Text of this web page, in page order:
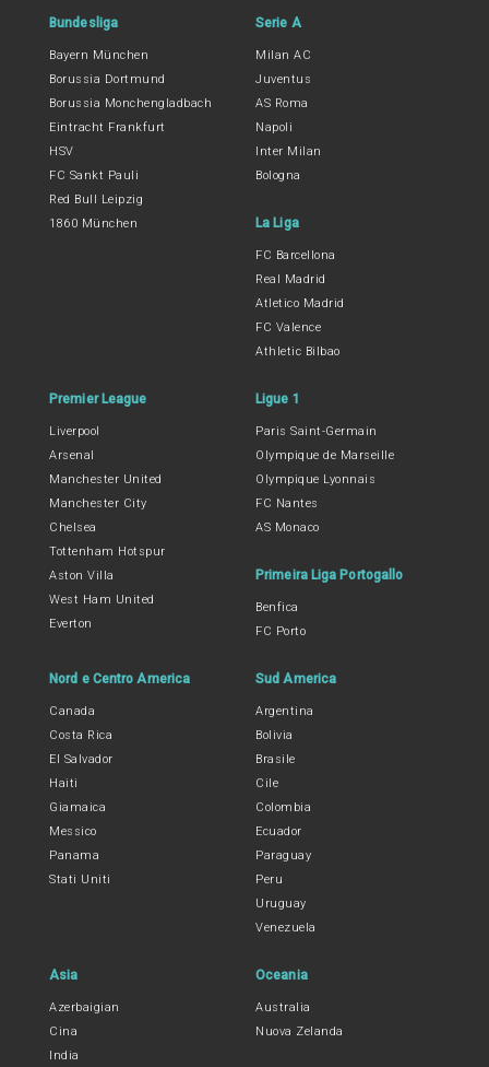
Bundesliga
Bayern München
Borussia Dortmund
Borussia Monchengladbach
Eintracht Frankfurt
HSV
FC Sankt Pauli
Red Bull Leipzig
1860 München
Serie A
Milan AC
Juventus
AS Roma
Napoli
Inter Milan
Bologna
La Liga
FC Barcellona
Real Madrid
Atletico Madrid
FC Valence
Athletic Bilbao
Premier League
Liverpool
Arsenal
Manchester United
Manchester City
Chelsea
Tottenham Hotspur
Aston Villa
West Ham United
Everton
Ligue 1
Paris Saint-Germain
Olympique de Marseille
Olympique Lyonnais
FC Nantes
AS Monaco
Primeira Liga Portogallo
Benfica
FC Porto
Nord e Centro America
Canada
Costa Rica
El Salvador
Haiti
Giamaica
Messico
Panama
Stati Uniti
Sud America
Argentina
Bolivia
Brasile
Cile
Colombia
Ecuador
Paraguay
Peru
Uruguay
Venezuela
Asia
Azerbaigian
Cina
India
Oceania
Australia
Nuova Zelanda